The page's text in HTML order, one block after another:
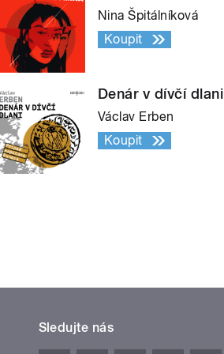
Nina Špitálníková
Koupit
Denár v dívčí dlani
Václav Erben
Koupit
Sledujte nás